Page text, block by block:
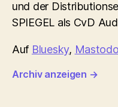
und der
SPIEGEL als CvD
Auf Bluesky,
Archiv anzeigen →